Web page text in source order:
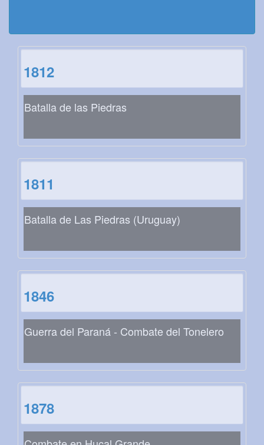
1812
Batalla de las Piedras
1811
Batalla de Las Piedras (Uruguay)
1846
Guerra del Paraná - Combate del Tonelero
1878